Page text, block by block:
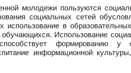
молодежи пользуются
социальных сетей
в
Использование
формированию у
информационной